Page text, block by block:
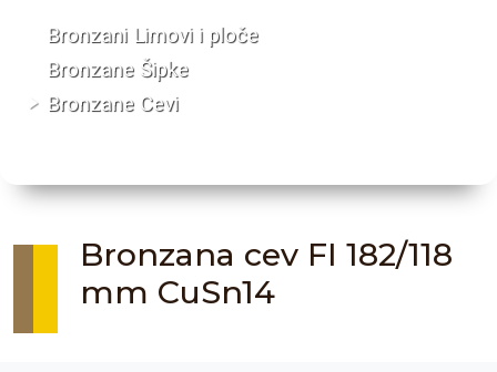
Bronzani Limovi i ploče
Bronzane Šipke
Bronzane Cevi
Bronzana cev FI 182/118
mm CuSn14